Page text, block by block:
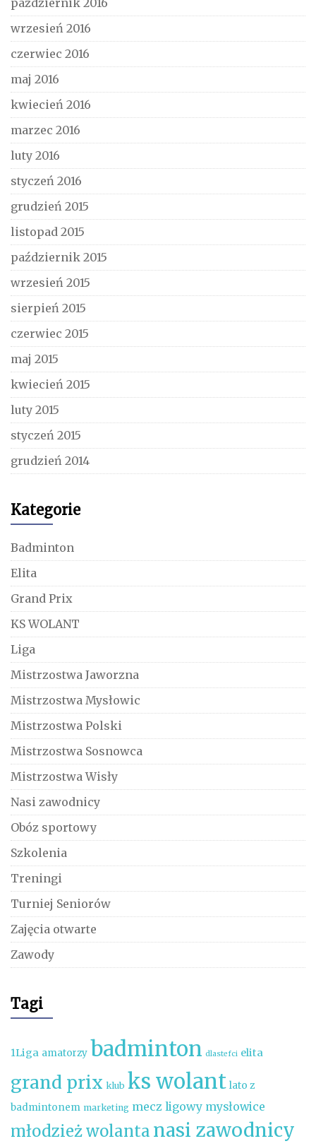
październik 2016
wrzesień 2016
czerwiec 2016
maj 2016
kwiecień 2016
marzec 2016
luty 2016
styczeń 2016
grudzień 2015
listopad 2015
październik 2015
wrzesień 2015
sierpień 2015
czerwiec 2015
maj 2015
kwiecień 2015
luty 2015
styczeń 2015
grudzień 2014
Kategorie
Badminton
Elita
Grand Prix
KS WOLANT
Liga
Mistrzostwa Jaworzna
Mistrzostwa Mysłowic
Mistrzostwa Polski
Mistrzostwa Sosnowca
Mistrzostwa Wisły
Nasi zawodnicy
Obóz sportowy
Szkolenia
Treningi
Turniej Seniorów
Zajęcia otwarte
Zawody
Tagi
1Liga amatorzy badminton dlastefci elita
grand prix klub ks wolant lato z
badmintonem marketing mecz ligowy mysłowice
młodzież wolanta nasi zawodnicy